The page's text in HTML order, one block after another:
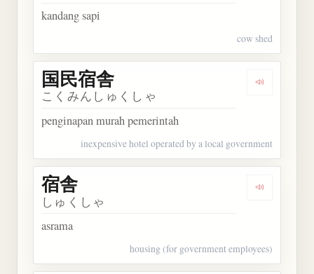
kandang sapi
cow shed
Dengarkan
国民宿舎
こくみんしゅくしゃ
penginapan murah pemerintah
inexpensive hotel operated by a local government
Dengarkan
宿舎
しゅくしゃ
asrama
housing (for government employees)